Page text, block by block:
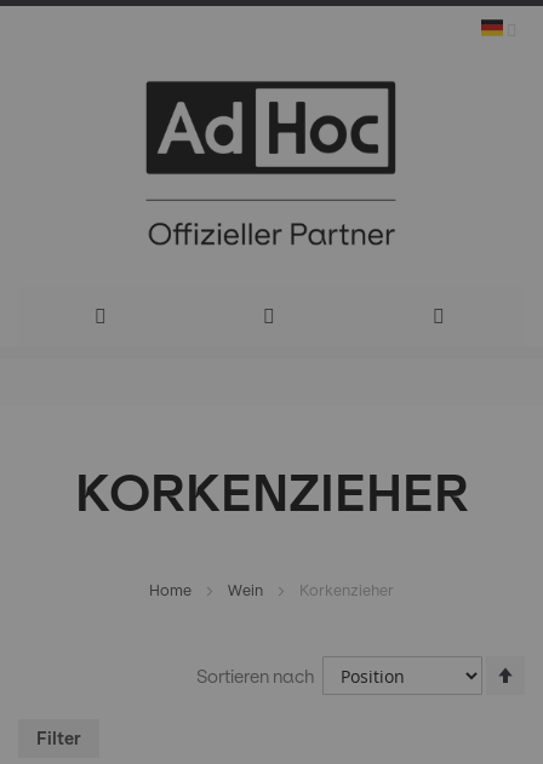
KORKENZIEHER
Home Wein Korkenzieher
Sortieren nach
Filter